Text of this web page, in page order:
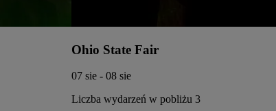
Ohio State Fair
07 sie - 08 sie
Liczba wydarzeń w pobliżu 3